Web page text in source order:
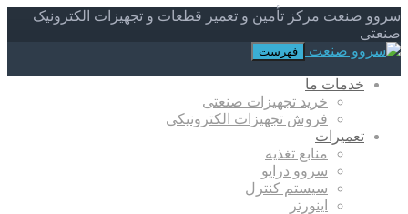
سروو صنعت مرکز تأمین و تعمیر قطعات و تجهیزات الکترونیک
صنعتی
فهرست
خدمات ما
خرید تجهیزات صنعتی
فروش تجهیزات الکترونیکی
تعمیرات
منابع تغذیه
سروو درایو
سیستم کنترل
اینورتر